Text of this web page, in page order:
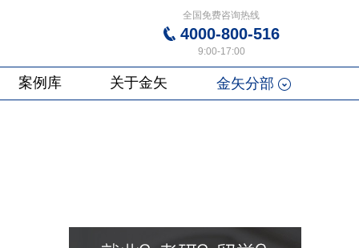
全国免费咨询热线
4000-800-516
9:00-17:00
案例库 关于金矢 金矢分部